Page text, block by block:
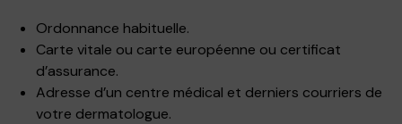
Ordonnance habituelle.
Carte vitale ou carte européenne ou certificat
d’assurance.
Adresse d’un centre médical et derniers courriers de
votre dermatologue.